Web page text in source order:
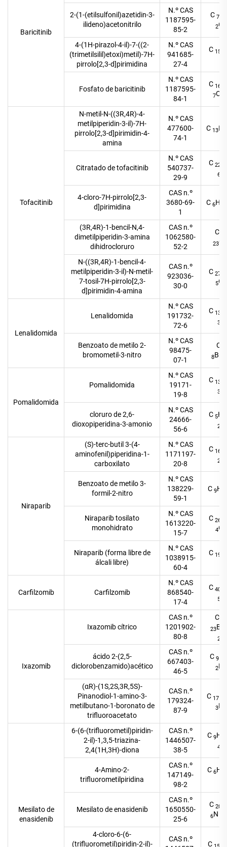
Baricitinib
2-(1-(etilsulfonil)azetidin-3-
ilideno)acetonitrilo
N.º CAS
1187595-
85-2
C 7H
2O
4-(1H-pirazol-4-il)-7-((2-
(trimetilsilil)etoxi)metil)-7H-
pirrolo[2,3-d]pirimidina
N.º CAS
941685-
27-4
C 15
Fosfato de baricitinib
N.º CAS
1187595-
84-1
C 16
7O
Tofacitinib
N-metil-N-((3R,4R)-4-
metilpiperidin-3-il)-7H-
pirrolo[2,3-d]pirimidin-4-
amina
N.º CAS
477600-
74-1
C 13H
Citratado de tofacitinib
N.º CAS
540737-
29-9
C 22
6
4-cloro-7H-pirrolo[2,3-
d]pirimidina
CAS n.º
3680-69-
1
C 6H
(3R,4R)-1-bencil-N,4-
dimetilpiperidin-3-amina
dihidrocloruro
CAS n.º
1062580-
52-2
C
23
N-((3R,4R)-1-bencil-4-
metilpiperidin-3-il)-N-metil-
7-tosil-7H-pirrolo[2,3-
d]pirimidin-4-amina
CAS n.º
923036-
30-0
C 27
5O
Lenalidomida
Lenalidomida
N.º CAS
191732-
72-6
C 13
3
Benzoato de metilo 2-
bromometil-3-nitro
N.º CAS
98475-
07-1
C
8
Pomalidomida
Pomalidomida
N.º CAS
19171-
19-8
C 13
3
cloruro de 2,6-
dioxopiperidina-3-amonio
N.º CAS
24666-
56-6
C 5H
2
Niraparib
(S)-terc-butil 3-(4-
aminofenil)piperidina-1-
carboxilato
N.º CAS
1171197-
20-8
C 16
2
Benzoato de metilo 3-
formil-2-nitro
N.º CAS
138229-
59-1
C 9H
Niraparib tosilato
monohidrato
N.º CAS
1613220-
15-7
C 26
4O
Niraparib (forma libre de
álcali libre)
N.º CAS
1038915-
60-4
C 19
Carfilzomib Carfilzomib
N.º CAS
868540-
17-4
C 40
5
Ixazomib
Ixazomib cítrico
CAS n.º
1201902-
80-8
C
23
2
ácido 2-(2,5-
diclorobenzamido)acético
CAS n.º
667403-
46-5
C 9
2
(αR)-(1S,2S,3R,5S)-
Pinanodiol-1-amino-3-
metilbutano-1-boronato de
trifluoroacetato
CAS n.º
179324-
87-9
C 17
3
Mesilato de
enasidenib
6-(6-(trifluorometil)piridin-
2-il)-1,3,5-triazina-
2,4(1H,3H)-diona
CAS n.º
1446507-
38-5
C 9H
4
4-Amino-2-
trifluorometilpiridina
CAS n.º
147149-
98-2
C 6H
Mesilato de enasidenib
CAS n.º
1650550-
25-6
C 20
6N
4-cloro-6-(6-
(trifluorometil)piridin-2-il)-
CAS n.º
C